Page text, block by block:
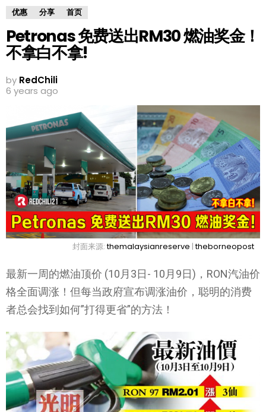
优惠 分享 首页
Petronas 免费送出RM30 燃油奖金！
不拿白不拿!
by RedChili
6 years ago
封面来源:themalaysianreserve |theborneopost
最新一周的燃油顶价 (10月3日- 10月9日)，RON汽油价
格全面调涨！但每当政府宣布调涨油价，聪明的消费
者总会找到如何”打得更省”的方法！